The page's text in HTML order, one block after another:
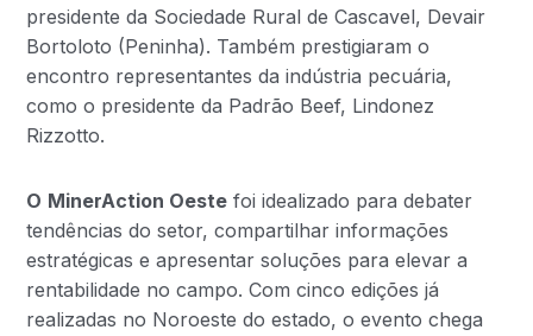
presidente da Sociedade Rural de Cascavel, Devair
Bortoloto (Peninha). Também prestigiaram o
encontro representantes da indústria pecuária,
como o presidente da Padrão Beef, Lindonez
Rizzotto.
O MinerAction Oeste foi idealizado para debater
tendências do setor, compartilhar informações
estratégicas e apresentar soluções para elevar a
rentabilidade no campo. Com cinco edições já
realizadas no Noroeste do estado, o evento chega